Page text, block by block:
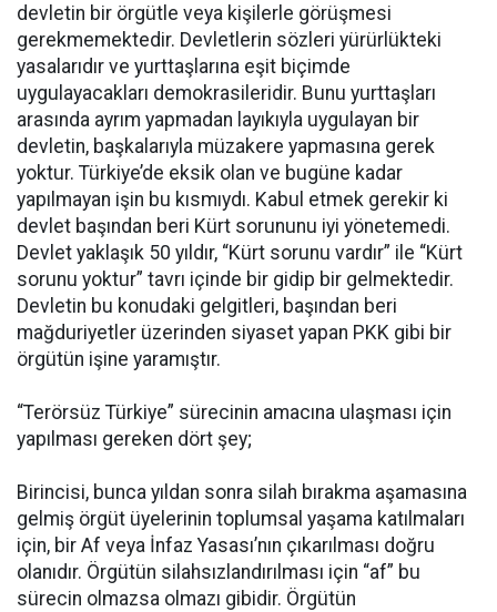
devletin bir örgütle veya kişilerle görüşmesi
gerekmemektedir. Devletlerin sözleri yürürlükteki
yasalarıdır ve yurttaşlarına eşit biçimde
uygulayacakları demokrasileridir. Bunu yurttaşları
arasında ayrım yapmadan layıkıyla uygulayan bir
devletin, başkalarıyla müzakere yapmasına gerek
yoktur. Türkiye’de eksik olan ve bugüne kadar
yapılmayan işin bu kısmıydı. Kabul etmek gerekir ki
devlet başından beri Kürt sorununu iyi yönetemedi.
Devlet yaklaşık 50 yıldır, “Kürt sorunu vardır” ile “Kürt
sorunu yoktur” tavrı içinde bir gidip bir gelmektedir.
Devletin bu konudaki gelgitleri, başından beri
mağduriyetler üzerinden siyaset yapan PKK gibi bir
örgütün işine yaramıştır.
“Terörsüz Türkiye” sürecinin amacına ulaşması için
yapılması gereken dört şey;
Birincisi, bunca yıldan sonra silah bırakma aşamasına
gelmiş örgüt üyelerinin toplumsal yaşama katılmaları
için, bir Af veya İnfaz Yasası’nın çıkarılması doğru
olanıdır. Örgütün silahsızlandırılması için “af” bu
sürecin olmazsa olmazı gibidir. Örgütün